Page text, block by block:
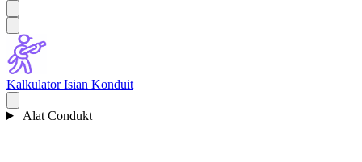
Kalkulator Isian Konduit
Alat Condukt